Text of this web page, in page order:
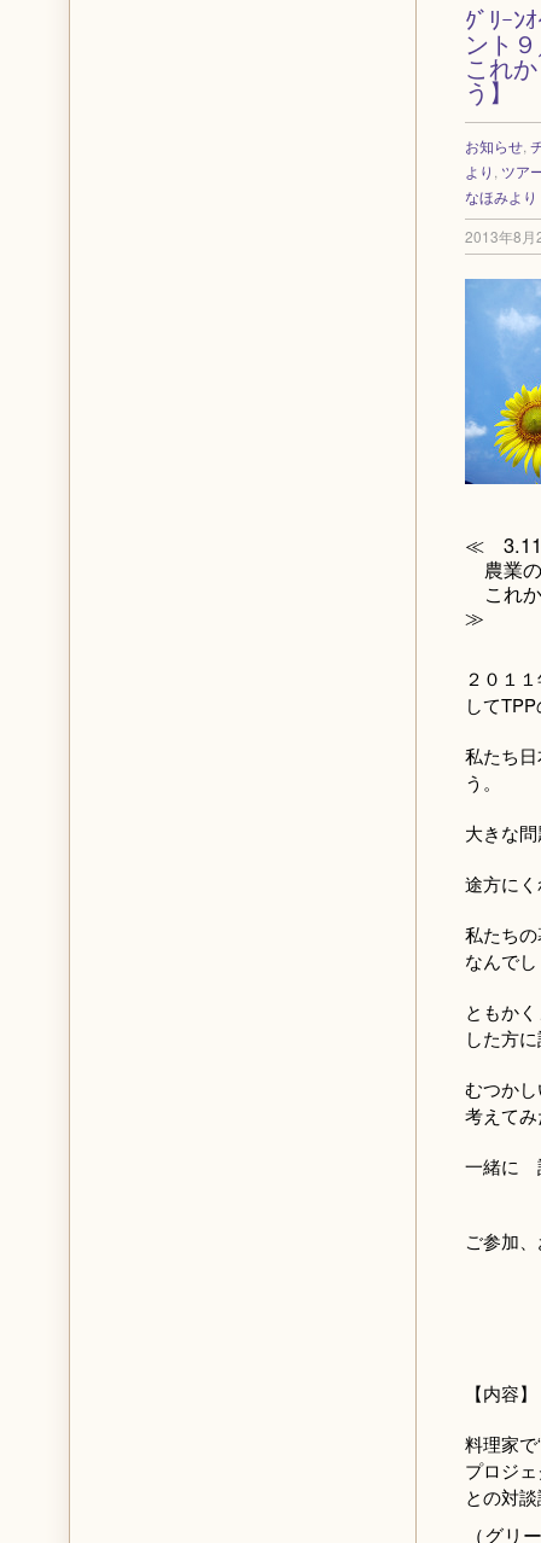
ｸﾞﾘｰ
ント
これ
う】
お知らせ,
より ツア
なほみより
2013年8月
≪ 3.11
農業
これ
≫
２０１
して
私たち
う。
大きな
途方に
私たち
なんで
ともか
した方
むつか
考えて
一緒に
ご参加
【内容】
料理家
プロジ
との対
（グリ